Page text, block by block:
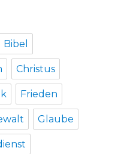
Bibel
Christus
Frieden
Glaube